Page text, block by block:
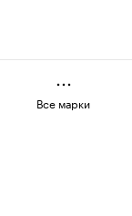
Все марки